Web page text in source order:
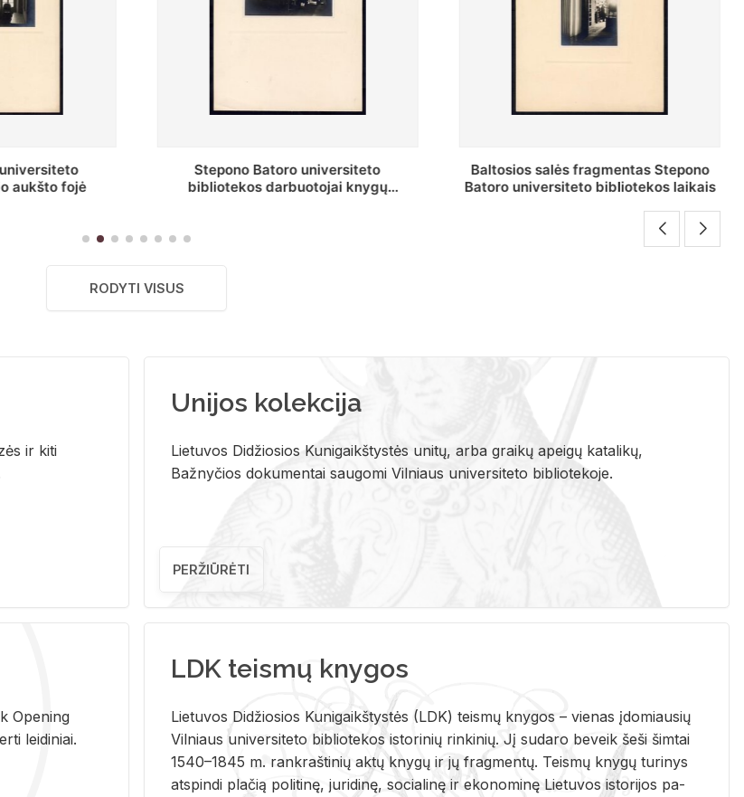
knygų
Baltosios salės fragmentas Stepono
Batoro universiteto bibliotekos laikais
Stepono Batoro universiteto
bibliotekos Rankraščių skyriaus
RODYTI VISUS
ir kiti
Unijos kolekcija
Lietuvos Didžiosios Kunigaikštystės unitų, arba graikų apeigų katalikų,
Bažnyčios dokumentai saugomi Vilniaus universiteto bibliotekoje.
PERŽIŪRĖTI
Ope­ning
lei­di­niai.
LDK teismų knygos
Lie­tu­vos Di­džio­sios Ku­ni­gaikš­tys­tės (LDK) teis­mų kny­gos – vie­nas įdo­miau­sių
Vil­niaus uni­ver­si­te­to bi­b­lio­te­kos is­to­ri­nių rin­ki­nių. Jį su­da­ro be­veik šeši šim­tai
1540–1845 m. rank­raš­ti­nių aktų kny­gų ir jų frag­men­tų. Teis­mų kny­gų tu­ri­nys
at­spin­di pla­čią po­li­ti­nę, ju­ri­di­nę, so­cia­li­nę ir eko­no­mi­nę Lie­tu­vos is­to­ri­jos pa­